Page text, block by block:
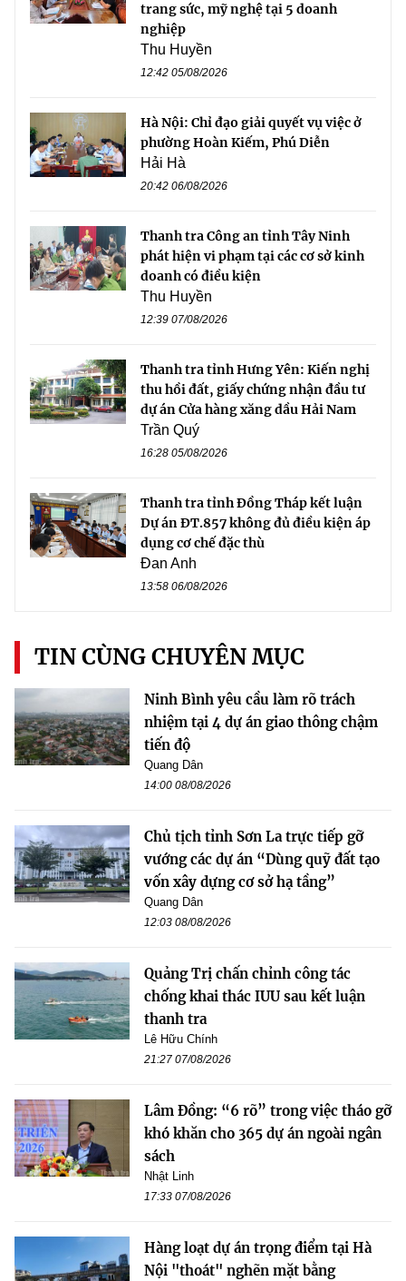
trang sức, mỹ nghệ tại 5 doanh
nghiệp
Thu Huyền
12:42 05/08/2026
Hà Nội: Chỉ đạo giải quyết vụ việc ở
phường Hoàn Kiếm, Phú Diễn
Hải Hà
20:42 06/08/2026
Thanh tra Công an tỉnh Tây Ninh
phát hiện vi phạm tại các cơ sở kinh
doanh có điều kiện
Thu Huyền
12:39 07/08/2026
Thanh tra tỉnh Hưng Yên: Kiến nghị
thu hồi đất, giấy chứng nhận đầu tư
dự án Cửa hàng xăng dầu Hải Nam
Trần Quý
16:28 05/08/2026
Thanh tra tỉnh Đồng Tháp kết luận
Dự án ĐT.857 không đủ điều kiện áp
dụng cơ chế đặc thù
Đan Anh
13:58 06/08/2026
TIN CÙNG CHUYÊN MỤC
Ninh Bình yêu cầu làm rõ trách
nhiệm tại 4 dự án giao thông chậm
tiến độ
Quang Dân
14:00 08/08/2026
Chủ tịch tỉnh Sơn La trực tiếp gỡ
vướng các dự án “Dùng quỹ đất tạo
vốn xây dựng cơ sở hạ tầng”
Quang Dân
12:03 08/08/2026
Quảng Trị chấn chỉnh công tác
chống khai thác IUU sau kết luận
thanh tra
Lê Hữu Chính
21:27 07/08/2026
Lâm Đồng: “6 rõ” trong việc tháo gỡ
khó khăn cho 365 dự án ngoài ngân
sách
Nhật Linh
17:33 07/08/2026
Hàng loạt dự án trọng điểm tại Hà
Nội "thoát" nghẽn mặt bằng